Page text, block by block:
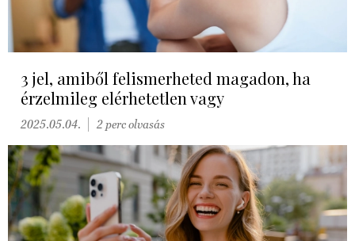
3 jel, amiből felismerheted magadon, ha
érzelmileg elérhetetlen vagy
2025.05.04. 2 perc olvasás